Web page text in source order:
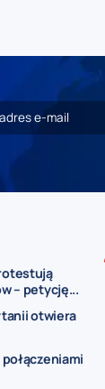
– petycję...
otwiera